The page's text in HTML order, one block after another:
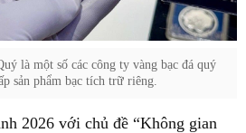
là một số các công ty vàng bạc đá quý
sản phẩm bạc tích trữ riêng.
2026 với chủ đề “Không gian